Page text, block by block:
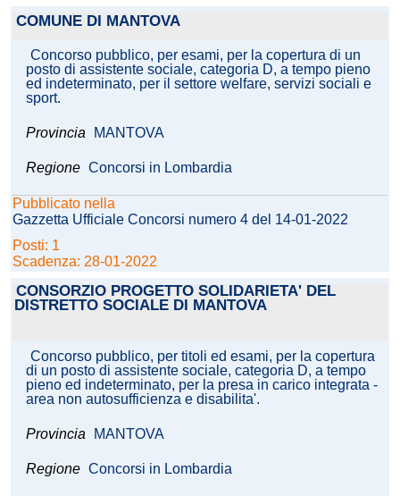
COMUNE DI MANTOVA
Concorso pubblico, per esami, per la copertura di un
posto di assistente sociale, categoria D, a tempo pieno
ed indeterminato, per il settore welfare, servizi sociali e
sport.
Provincia MANTOVA
Regione Concorsi in Lombardia
Pubblicato nella
Gazzetta Ufficiale Concorsi numero 4 del 14-01-2022
Posti: 1
Scadenza: 28-01-2022
CONSORZIO PROGETTO SOLIDARIETA' DEL
DISTRETTO SOCIALE DI MANTOVA
Concorso pubblico, per titoli ed esami, per la copertura
di un posto di assistente sociale, categoria D, a tempo
pieno ed indeterminato, per la presa in carico integrata -
area non autosufficienza e disabilita'.
Provincia MANTOVA
Regione Concorsi in Lombardia